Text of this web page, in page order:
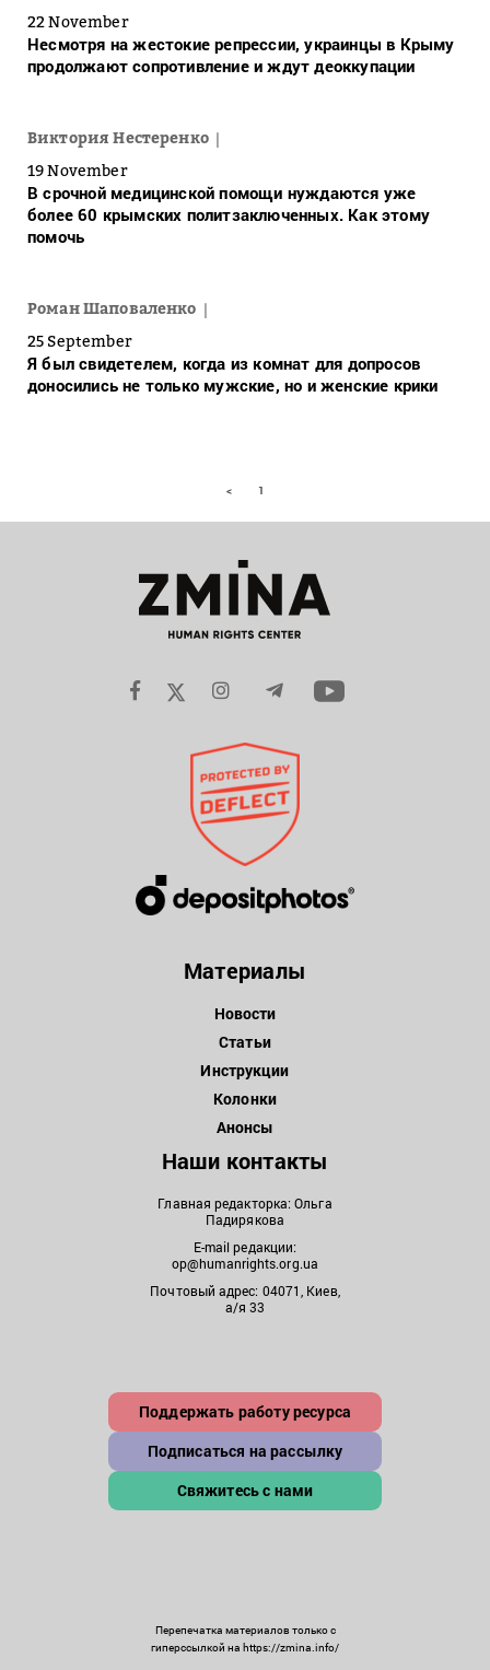
22 November
Несмотря на жестокие репрессии, украинцы в Крыму
продолжают сопротивление и ждут деоккупации
Виктория Нестеренко
19 November
В срочной медицинской помощи нуждаются уже
более 60 крымских политзаключенных. Как этому
помочь
Роман Шаповаленко
25 September
Я был свидетелем, когда из комнат для допросов
доносились не только мужские, но и женские крики
< 1
Материалы
Новости
Статьи
Инструкции
Колонки
Анонсы
Наши контакты
Главная редакторка: Ольга
Падирякова
E-mail редакции:
op@humanrights.org.ua
Почтовый адрес: 04071, Киев,
а/я 33
Поддержать работу ресурса
Подписаться на рассылку
Свяжитесь с нами
Перепечатка материалов только с
гиперссылкой на https://zmina.info/